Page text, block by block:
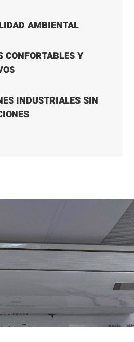
AMBIENTAL
CONFORTABLES Y
INDUSTRIALES SIN